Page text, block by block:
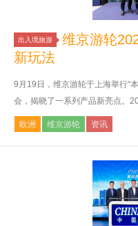
出入境旅游
维京游轮
新玩法
9月19日，维京游轮于上海举行“
会，揭晓了一系列产品新亮点。
欧洲 维京游轮 资讯